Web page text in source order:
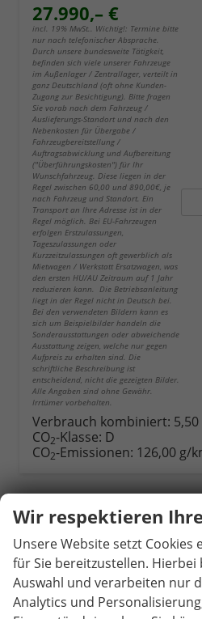
27.990,– €
incl. 19% MwSt.. Wichtig!: Termine bitte
nur nach telefonischer Absprache.
Durch unsere bundesweite Tätigkeit,
befinden sich viele unserer Fahrzeuge
im Außenlager / Zentrallager, verteilt in
ganz Deutschland (oft ohne Kunden-
Zugang zur Besichtigung). Bitte fragen
Sie vorab nach dem Fahrzeug /
Auslieferungs-Standort und nach den
Nebenkosten für Übergabe /
Fahrzeugbereitstellung /
Auftragsabwicklung und Aufbereitung
("Überführungskosten") für Ihr
Wunschfahrzeug. Diese liegen in der
Regel zwischen 60,00 und 890,00€, je
nach Fahrzeug und Standort. Ein
Transport an Ihre Adresse ist in der
Regel möglich. Bei EU-Fahrzeugen
erfolgen Erstzulassungen,
Tageszulassungen oder
Kurzzeitzulassungen oft gewerblich als
Mietwagen / Werkstatt Ersatzwagen, was
den ersten HU/AU Zeitraum auf 1 Jahr
reduzieren kann. Die Betriebsanleitung
liegt in der Regel nicht in Deutsch bei.
Bei den verwendeten Bildern kann es
sich um Beispielbilder handeln die
Sonderausstattungen oder abweichende
Ausstattung zeigen, welche nur gegen
Aufpreis zu erhalten sind. Die
schriftliche Beschreibung ist
entscheidend, nicht die gezeigten Bilder.
Alle Angaben sind ohne Gewähr.
Irrtümer vorbehalten.
Verbrauch kombiniert:
CO2-Klasse: D
CO2-Emissionen: 126,00 g/
Wir respektieren
Unsere Website setzt Cookies
für Sie bereitzustellen.
Auswahl und verarbeiten nur
Analytics und